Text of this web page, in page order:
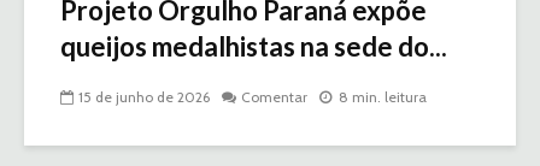
Projeto Orgulho Paraná expõe
queijos medalhistas na sede do...
15 de junho de 2026 Comentar 8 min. leitura